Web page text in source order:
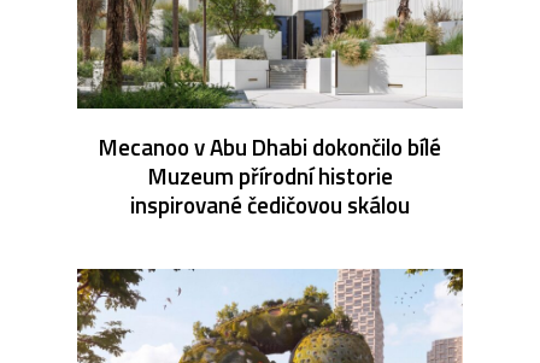
Mecanoo v Abu Dhabi dokončilo bílé
Muzeum přírodní historie
inspirované čedičovou skálou